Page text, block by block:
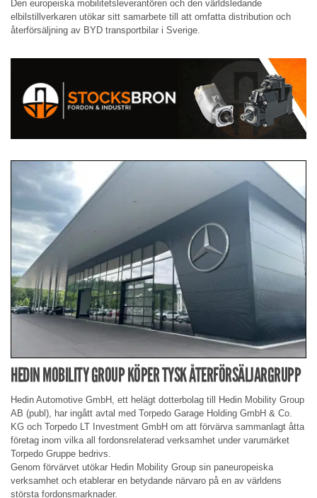
Den europeiska mobilitetsleverantören och den världsledande
elbilstillverkaren utökar sitt samarbete till att omfatta distribution och
återförsäljning av BYD transportbilar i Sverige.
HEDIN MOBILITY GROUP KÖPER TYSK ÅTERFÖRSÄLJARGRUPP
Hedin Automotive GmbH, ett helägt dotterbolag till Hedin Mobility Group
AB (publ), har ingått avtal med Torpedo Garage Holding GmbH & Co.
KG och Torpedo LT Investment GmbH om att förvärva sammanlagt åtta
företag inom vilka all fordonsrelaterad verksamhet under varumärket
Torpedo Gruppe bedrivs.
Genom förvärvet utökar Hedin Mobility Group sin paneuropeiska
verksamhet och etablerar en betydande närvaro på en av världens
största fordonsmarknader.